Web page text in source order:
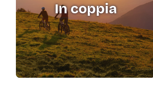
In coppia